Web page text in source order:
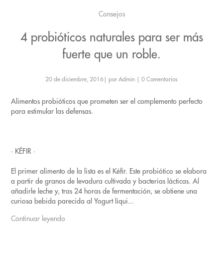
Consejos
4 probióticos naturales para ser más
fuerte que un roble.
20 de diciembre, 2016 por Admin 0 Comentarios
Alimentos probióticos que prometen ser el complemento perfecto
para estimular las defensas.
· KÉFIR ·
El primer alimento de la lista es el Kéfir. Este probiótico se elabora
a partir de granos de levadura cultivada y bacterias lácticas. Al
añadirle leche y, tras 24 horas de fermentación, se obtiene una
curiosa bebida parecida al Yogurt líqui...
Continuar leyendo